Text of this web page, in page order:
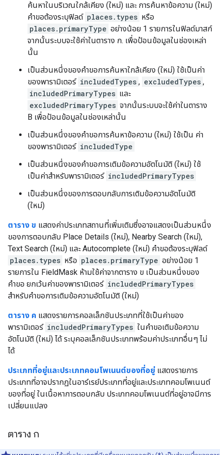
ค้นหาในบริเวณใกล้เคียง (ใหม่) และ การค้นหาข้อความ (ใหม่)
คำขอต้องระบุฟิลด์ places.types หรือ
places.primaryType อย่างน้อย 1 รายการในฟิลด์มาสก์
จากนั้นระบบจะใช้ค่าในตาราง ก. เพื่อป้อนข้อมูลในช่องเหล่า
นั้น
เป็นส่วนหนึ่งของคำขอการค้นหาใกล้เคียง (ใหม่) ใช้เป็นค่า
ของพารามิเตอร์ includedTypes , excludedTypes ,
includedPrimaryTypes และ
excludedPrimaryTypes จากนั้นระบบจะใช้ค่าในตาราง
B เพื่อป้อนข้อมูลในช่องเหล่านั้น
เป็นส่วนหนึ่งของคำขอการค้นหาข้อความ (ใหม่) ใช้เป็น ค่า
ของพารามิเตอร์ includedType
เป็นส่วนหนึ่งของคำขอการเติมข้อความอัตโนมัติ (ใหม่) ใช้
เป็นค่าสำหรับพารามิเตอร์ includedPrimaryTypes
เป็นส่วนหนึ่งของการตอบกลับการเติมข้อความอัตโนมัติ
(ใหม่)
ตาราง ข แสดงค่าประเภทสถานที่เพิ่มเติมซึ่งอาจแสดงเป็นส่วนหนึ่ง
ของการตอบกลับ Place Details (ใหม่), Nearby Search (ใหม่),
Text Search (ใหม่) และ Autocomplete (ใหม่) คำขอต้องระบุฟิลด์
places.types หรือ places.primaryType อย่างน้อย 1
รายการใน FieldMask ห้ามใช้ค่าจากตาราง ข เป็นส่วนหนึ่งของ
คำขอ ยกเว้นค่าของพารามิเตอร์ includedPrimaryTypes
สำหรับคำขอการเติมข้อความอัตโนมัติ (ใหม่)
ตาราง ค แสดงรายการคอลเล็กชันประเภทที่ใช้เป็นค่าของ
พารามิเตอร์ includedPrimaryTypes ในคำขอเติมข้อความ
อัตโนมัติ (ใหม่) ได้ ระบุคอลเล็กชันประเภทพร้อมค่าประเภทอื่นๆ ไม่
ได้
ประเภทที่อยู่และประเภทคอมโพเนนต์ของที่อยู่ แสดงรายการ
ประเภทที่อาจปรากฏในอาร์เรย์ประเภทที่อยู่และประเภทคอมโพเนนต์
ของที่อยู่ ในเนื้อหาการตอบกลับ ประเภทคอมโพเนนต์ที่อยู่อาจมีการ
เปลี่ยนแปลง
ตาราง ก